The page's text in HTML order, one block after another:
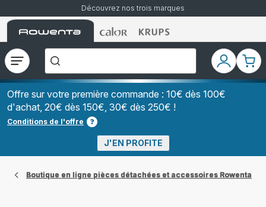
Découvrez nos trois marques
Accueil
Rowenta
Accueil
Rowenta
Accueil
Rowenta
Ouvrir
le
menu
recherchez-
vous
?","Aspirateurs
à
Grains","Centrales
Vapeurs","Sèche
Cheveux"]
Mon
compte
Mon
Offre sur votre première commande : 10€ dès 100€
d'achat, 20€ dès 150€, 30€ dès 250€ !
Conditions de l'offre
J'EN PROFITE
Boutique en ligne pièces détachées et accessoires Rowenta